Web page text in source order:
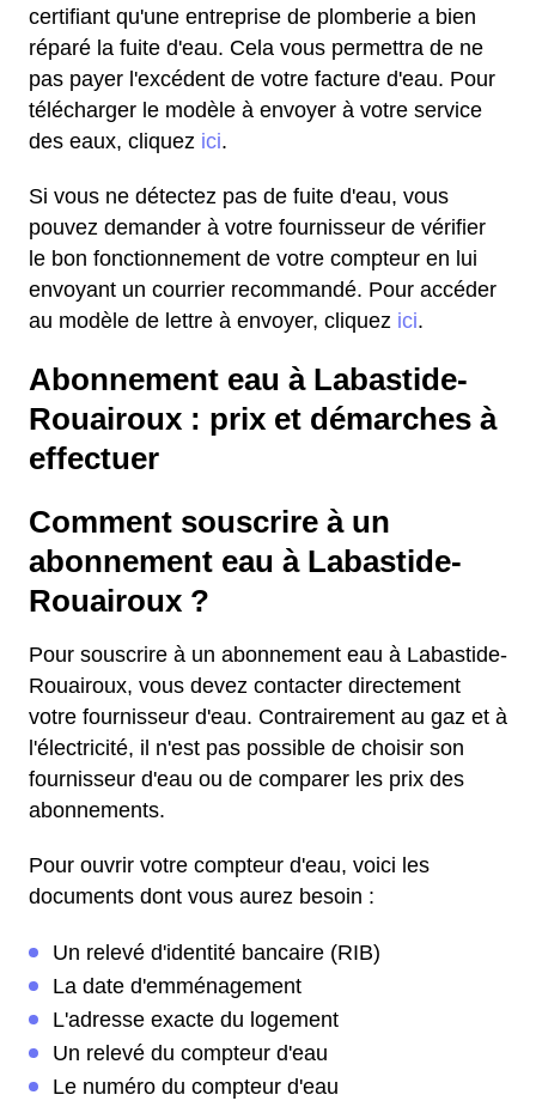
certifiant qu'une entreprise de plomberie a bien
réparé la fuite d'eau. Cela vous permettra de ne
pas payer l'excédent de votre facture d'eau. Pour
télécharger le modèle à envoyer à votre service
des eaux, cliquez ici.
Si vous ne détectez pas de fuite d'eau, vous
pouvez demander à votre fournisseur de vérifier
le bon fonctionnement de votre compteur en lui
envoyant un courrier recommandé. Pour accéder
au modèle de lettre à envoyer, cliquez ici.
Abonnement eau à Labastide-
Rouairoux : prix et démarches à
effectuer
Comment souscrire à un
abonnement eau à Labastide-
Rouairoux ?
Pour souscrire à un abonnement eau à Labastide-
Rouairoux, vous devez contacter directement
votre fournisseur d'eau. Contrairement au gaz et à
l'électricité, il n'est pas possible de choisir son
fournisseur d'eau ou de comparer les prix des
abonnements.
Pour ouvrir votre compteur d'eau, voici les
documents dont vous aurez besoin :
Un relevé d'identité bancaire (RIB)
La date d'emménagement
L'adresse exacte du logement
Un relevé du compteur d'eau
Le numéro du compteur d'eau